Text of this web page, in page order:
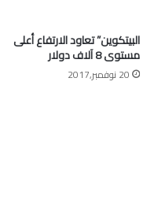
البيتكوين” تعاود الارتفاع أعلى
مستوى 8 آلاف دولار
20 نوفمبر,2017